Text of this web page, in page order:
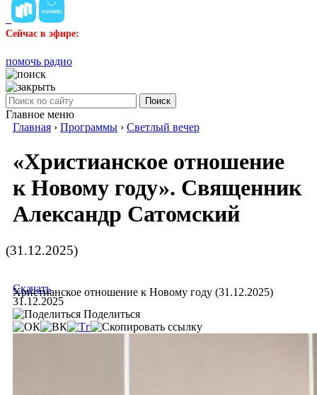
Сейчас в эфире:
помочь радио
Поиск
Главное меню
Главная › Программы › Светлый вечер
«Христианское отношение
к Новому году». Священник
Александр Сатомский
(31.12.2025)
Христианское отношение к Новому году (31.12.2025)
Скачать
31.12.2025
Поделиться